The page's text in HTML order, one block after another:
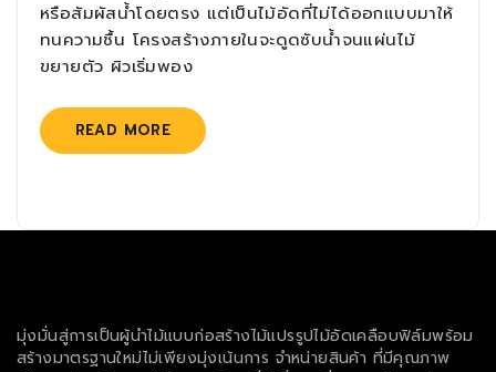
หรือสัมผัสน้ำโดยตรง แต่เป็นไม้อัดที่ไม่ได้ออกแบบมาให้
ทนความชื้น โครงสร้างภายในจะดูดซับน้ำจนแผ่นไม้
ขยายตัว ผิวเริ่มพอง
READ MORE
มุ่งมั่นสู่การเป็นผู้นำไม้แบบก่อสร้างไม้แปรรูปไม้อัดเคลือบฟิล์มพร้อม
สร้างมาตรฐานใหม่ไม่เพียงมุ่งเน้นการ จำหน่ายสินค้า ที่มีคุณภาพ